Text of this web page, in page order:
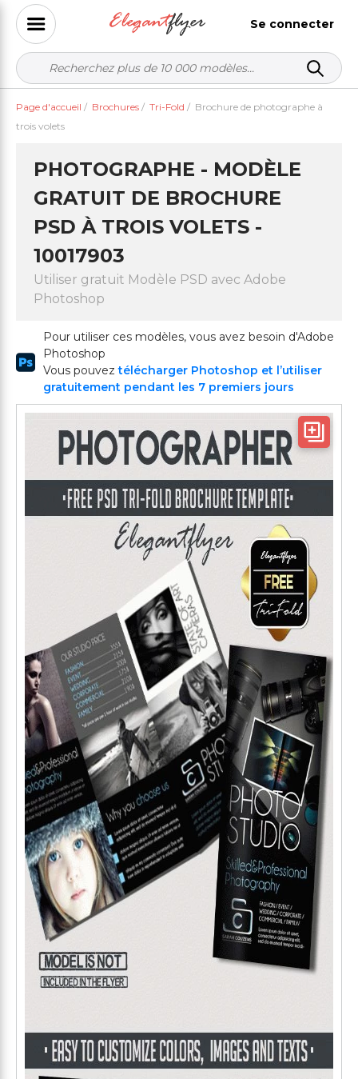
Se connecter
Page d'accueil / Brochures / Tri-Fold / Brochure de photographe à
trois volets
PHOTOGRAPHE - MODÈLE
GRATUIT DE BROCHURE
PSD À TROIS VOLETS -
10017903
Utiliser gratuit Modèle PSD avec Adobe
Photoshop
Pour utiliser ces modèles, vous avez besoin d'Adobe
Photoshop
Vous pouveztélécharger Photoshop et l’utiliser
gratuitement pendant les 7 premiers jours